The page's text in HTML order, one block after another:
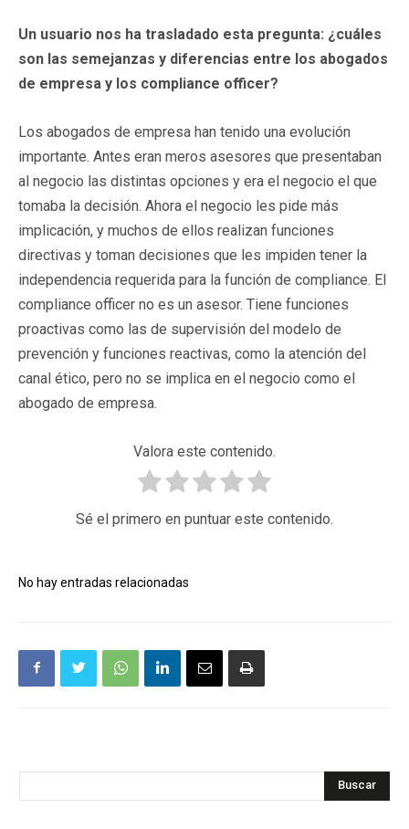
Un usuario nos ha trasladado esta pregunta: ¿cuáles
son las semejanzas y diferencias entre los abogados
de empresa y los compliance officer?
Los abogados de empresa han tenido una evolución
importante. Antes eran meros asesores que presentaban
al negocio las distintas opciones y era el negocio el que
tomaba la decisión. Ahora el negocio les pide más
implicación, y muchos de ellos realizan funciones
directivas y toman decisiones que les impiden tener la
independencia requerida para la función de compliance. El
compliance officer no es un asesor. Tiene funciones
proactivas como las de supervisión del modelo de
prevención y funciones reactivas, como la atención del
canal ético, pero no se implica en el negocio como el
abogado de empresa.
Valora este contenido.
Sé el primero en puntuar este contenido.
No hay entradas relacionadas
Buscar